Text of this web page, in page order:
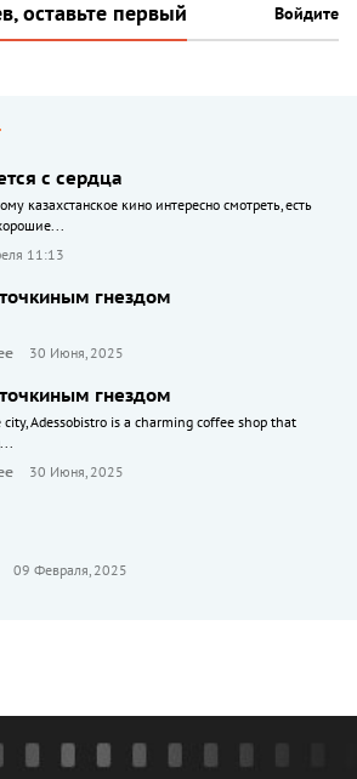
оставьте первый Войдите
с сердца
казахстанское кино интересно смотреть, есть
11:13
гнездом
30 Июня, 2025
гнездом
Adessobistro is a charming coffee shop that
30 Июня, 2025
09 Февраля, 2025